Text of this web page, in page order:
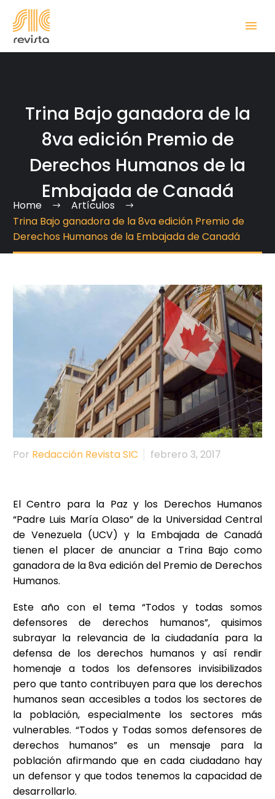
Trina Bajo ganadora de la
8va edición Premio de
Derechos Humanos de la
Embajada de Canadá
Home
Artículos
Trina Bajo ganadora de la 8va edición Premio de
Derechos Humanos de la Embajada de Canadá
Por Redacción Revista SIC febrero 3, 2017
El Centro para la Paz y los Derechos Humanos
“Padre Luis María Olaso” de la Universidad Central
de Venezuela (UCV) y la Embajada de Canadá
tienen el placer de anunciar a Trina Bajo como
ganadora de la 8va edición del Premio de Derechos
Humanos.
Este año con el tema “Todos y todas somos
defensores de derechos humanos”, quisimos
subrayar la relevancia de la ciudadanía para la
defensa de los derechos humanos y así rendir
homenaje a todos los defensores invisibilizados
pero que tanto contribuyen para que los derechos
humanos sean accesibles a todos los sectores de
la población, especialmente los sectores más
vulnerables. “Todos y Todas somos defensores de
derechos humanos” es un mensaje para la
población afirmando que en cada ciudadano hay
un defensor y que todos tenemos la capacidad de
desarrollarlo.